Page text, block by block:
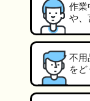
作業
や、
不用
をど